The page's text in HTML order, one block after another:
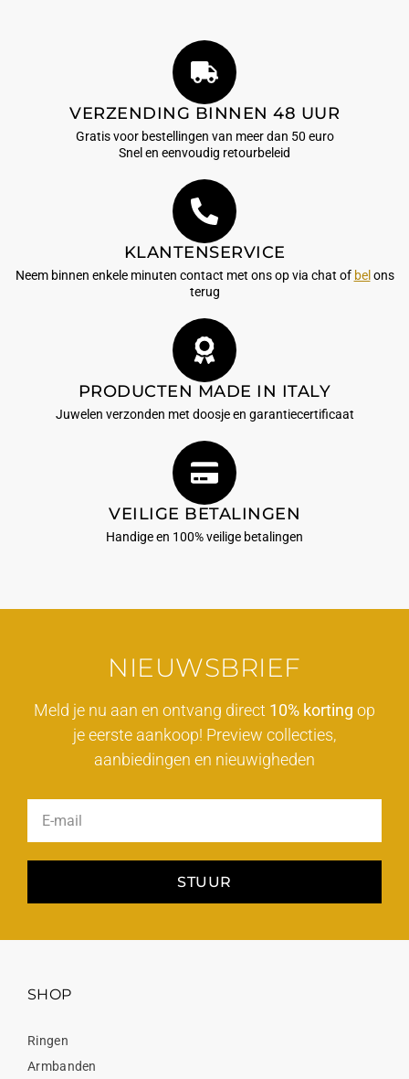
VERZENDING BINNEN 48 UUR
Gratis voor bestellingen van meer dan 50 euro
Snel en eenvoudig retourbeleid
KLANTENSERVICE
Neem binnen enkele minuten contact met ons op via chat of bel ons
terug
PRODUCTEN MADE IN ITALY
Juwelen verzonden met doosje en garantiecertificaat
VEILIGE BETALINGEN
Handige en 100% veilige betalingen
NIEUWSBRIEF
Meld je nu aan en ontvang direct 10% korting op
je eerste aankoop! Preview collecties,
aanbiedingen en nieuwigheden
STUUR
SHOP
Ringen
Armbanden